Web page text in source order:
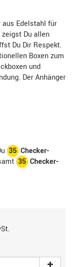
aus Edelstahl für
Du allen
Du Dir Respekt.
Boxen zum
und
Der Anhänger
35 Checker-
35 Checker-